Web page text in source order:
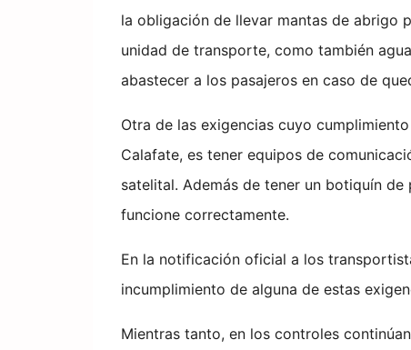
la obligación de llevar mantas de abrigo
unidad de transporte, como también
abastecer a los pasajeros en caso de
Otra de las exigencias cuyo
Calafate, es tener equipos de
satelital. Además de tener un botiquín
funcione correctamente.
En la notificación oficial a los
incumplimiento de alguna de estas
Mientras tanto, en los controles